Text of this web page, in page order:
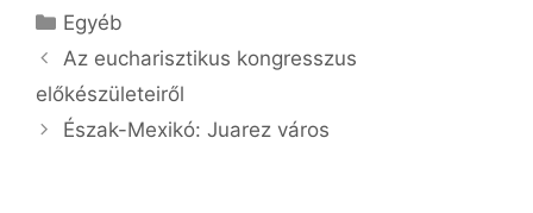
Kategória
Egyéb
Az eucharisztikus kongresszus
előkészületeiről
Észak-Mexikó: Juarez város